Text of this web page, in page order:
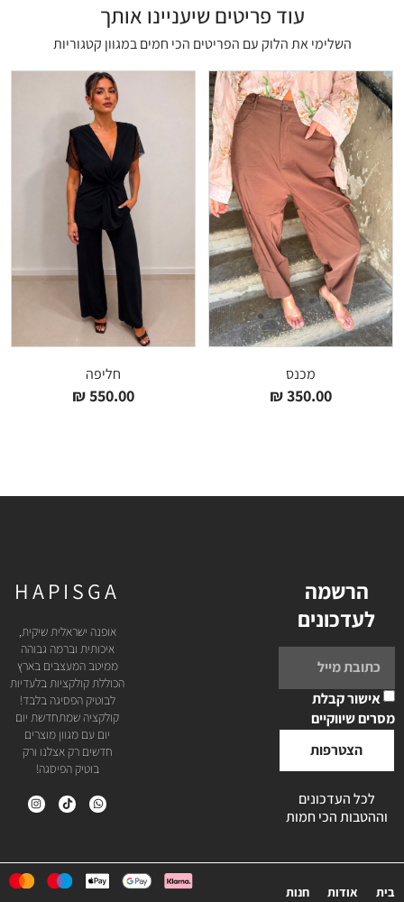
עוד פריטים שיעניינו אותך
השלימי את הלוק עם הפריטים הכי חמים במגוון קטגוריות
מכנס
350.00
₪
חליפה
550.00
₪
הרשמה
לעדכונים
אישור קבלת
מסרים שיווקיים
הצטרפות
לכל העדכונים
וההטבות הכי חמות
HAPISGA
אופנה ישראלית שיקית,
איכותית וברמה גבוהה
ממיטב המעצבים בארץ
הכוללת קולקציות בלעדיות
לבוטיק הפסיגה בלבד!
קולקציה שמתחדשת יום
יום עם מגוון מוצרים
חדשים רק אצלנו ורק
בוטיק הפיסגה!
בית אודות חנות